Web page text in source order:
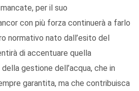
per il suo
con più forza continuerà a farlo
normativo nato dall’esito del
di accentuare quella
gestione dell’acqua, che in
garantita, ma che contribuisca